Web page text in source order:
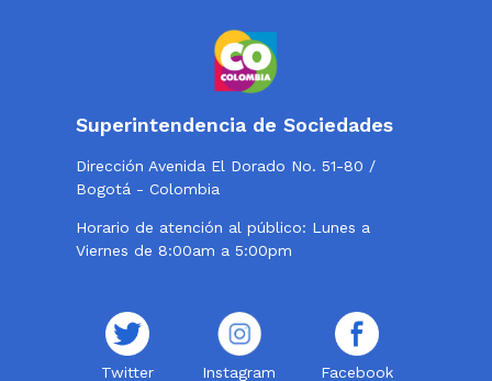
Superintendencia de Sociedades
Dirección Avenida El Dorado No. 51-80 /
Bogotá - Colombia
Horario de atención al público: Lunes a
Viernes de 8:00am a 5:00pm
Twitter Instagram Facebook